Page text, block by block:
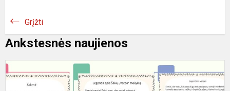
Grįžti
Ankstesnės naujienos